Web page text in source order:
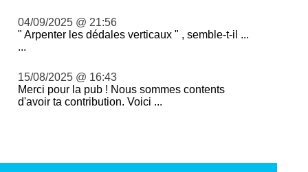
04/09/2025 @ 21:56
" Arpenter les dédales verticaux " , semble-t-il ...
...
15/08/2025 @ 16:43
Merci pour la pub ! Nous sommes contents
d'avoir ta contribution. Voici ...